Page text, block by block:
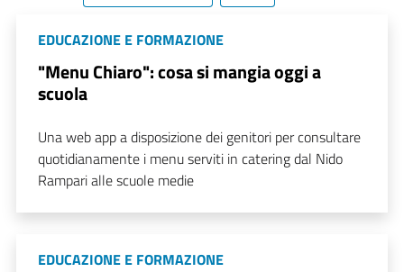
EDUCAZIONE E FORMAZIONE
"Menu Chiaro": cosa si mangia oggi a
scuola
Una web app a disposizione dei genitori per consultare
quotidianamente i menu serviti in catering dal Nido
Rampari alle scuole medie
EDUCAZIONE E FORMAZIONE